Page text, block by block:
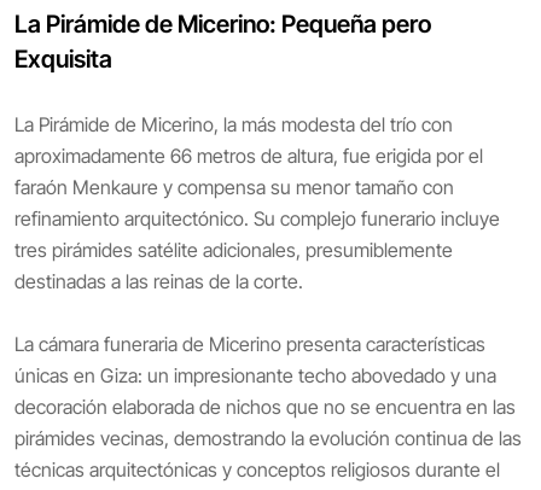
La Pirámide de Micerino: Pequeña pero
Exquisita
La Pirámide de Micerino, la más modesta del trío con
aproximadamente 66 metros de altura, fue erigida por el
faraón Menkaure y compensa su menor tamaño con
refinamiento arquitectónico. Su complejo funerario incluye
tres pirámides satélite adicionales, presumiblemente
destinadas a las reinas de la corte.
La cámara funeraria de Micerino presenta características
únicas en Giza: un impresionante techo abovedado y una
decoración elaborada de nichos que no se encuentra en las
pirámides vecinas, demostrando la evolución continua de las
técnicas arquitectónicas y conceptos religiosos durante el